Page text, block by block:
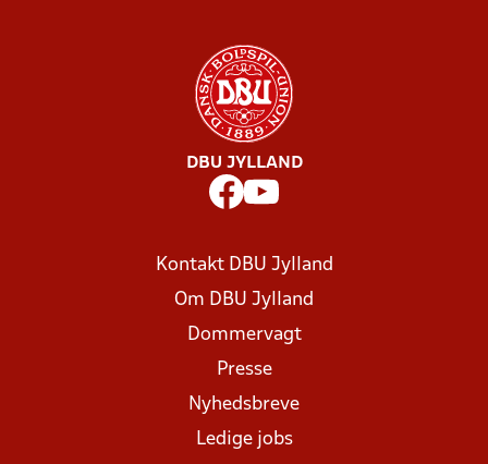
DBU JYLLAND
Kontakt DBU Jylland
Om DBU Jylland
Dommervagt
Presse
Nyhedsbreve
Ledige jobs